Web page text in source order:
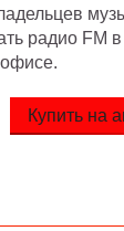
радио FM
Купить на